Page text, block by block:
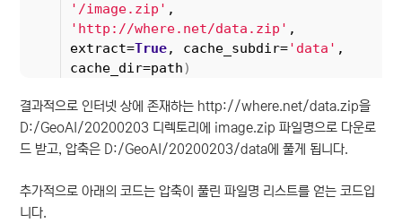
'/image.zip'
'http://where.net/data.zip' ,
extract=True, cache_subdir='data' ,
cache_dir=path)
결과적으로 인터넷 상에 존재하는 http://where.net/data.zip을
D:/GeoAI/20200203 디렉토리에 image.zip 파일명으로 다운로
드 받고, 압축은 D:/GeoAI/20200203/data에 풀게 됩니다.
추가적으로 아래의 코드는 압축이 풀린 파일명 리스트를 얻는 코드입
니다.